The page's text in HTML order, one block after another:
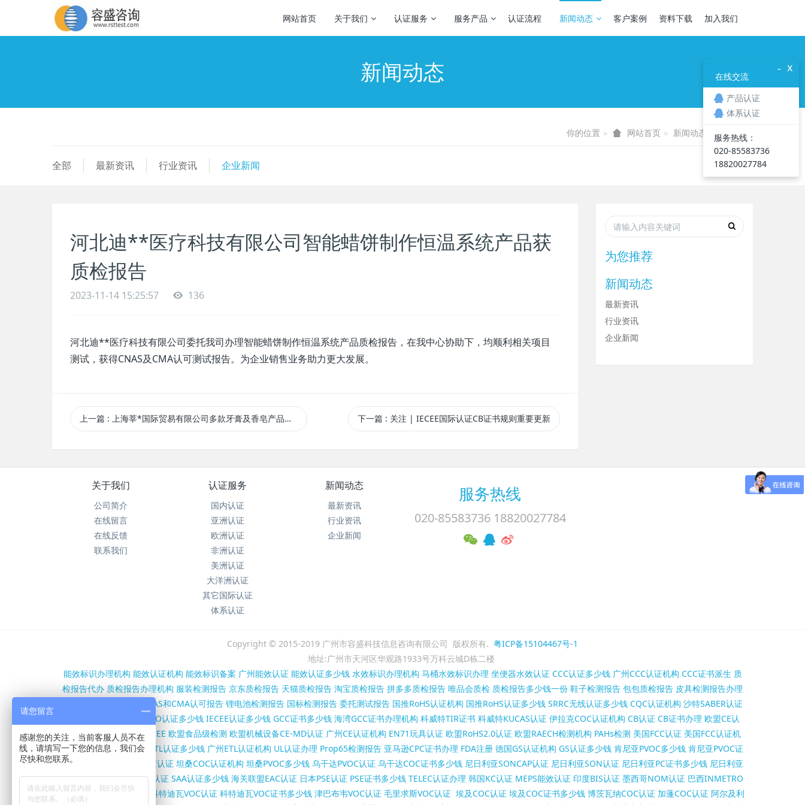
网站首页 关于我们 认证服务 服务产品 认证流程 新闻动态 客户案例 资料下载 加入我们
新闻动态
你的位置 网站首页 新闻动态 企业新闻
全部 最新资讯 行业资讯 企业新闻
河北迪**医疗科技有限公司智能蜡饼制作恒温系统产品获
质检报告
2023-11-14 15:25:57 136
河北迪**医疗科技有限公司委托我司办理智能蜡饼制作恒温系统产品质检报告，在我中心协助下，均顺利相关项目
测试，获得CNAS及CMA认可测试报告。为企业销售业务助力更大发展。
上一篇 : 上海莘*国际贸易有限公司多款牙膏及香皂产品获沙特SFDA COC证书 下一篇 : 关注 | IECEE国际认证CB证书规则重要更新
为您推荐
新闻动态
最新资讯
行业资讯
企业新闻
关于我们
公司简介
在线留言
在线反馈
联系我们
认证服务
国内认证
亚洲认证
欧洲认证
非洲认证
美洲认证
大洋洲认证
其它国际认证
体系认证
新闻动态
最新资讯
行业资讯
企业新闻
服务热线
020-85583736 18820027784
Copyright © 2015-2019 广州市容盛科技信息咨询有限公司 版权所有. 粤ICP备15104467号-1
地址:广州市天河区华观路1933号万科云城D栋二楼
能效标识办理机构 能效认证机构 能效标识备案 广州能效认证 能效认证多少钱 水效标识办理机构 马桶水效标识办理 坐便器水效认证 CCC认证多少钱 广州CCC认证机构 CCC证书派生 质
检报告代办 质检报告办理机构 服装检测报告 京东质检报告 天猫质检报告 淘宝质检报告 拼多多质检报告 唯品会质检 质检报告多少钱一份 鞋子检测报告 包包质检报告 皮具检测报告办理
CNAS和CMA认可报告 锂电池检测报告 国标检测报告 委托测试报告 国推RoHS认证机构 国推RoHS认证多少钱 SRRC无线认证多少钱 CQC认证机构 沙特SABER认证
SASO认证多少钱 IECEE认证多少钱 GCC证书多少钱 海湾GCC证书办理机构 科威特TIR证书 科威特KUCAS认证 伊拉克COC认证机构 CB认证 CB证书办理 欧盟CE认
证
欧盟RED认证 欧盟WEEE 欧盟食品级检测 欧盟机械设备CE-MD认证 广州CE认证机构 EN71玩具认证 欧盟RoHS2.0认证 欧盟RAECH检测机构 PAHs检测 美国FCC认证 美国FCC认证机
构 FCC证书多少钱 北美ETL认证多少钱 广州ETL认证机构 UL认证办理 Prop65检测报告 亚马逊CPC证书办理 FDA注册 德国GS认证机构 GS认证多少钱 肯尼亚PVOC多少钱 肯尼亚PVOC证
书办理机构
坦桑尼亚COC认证 坦桑COC认证机构 坦桑PVOC多少钱 乌干达PVOC认证 乌干达COC证书多少钱 尼日利亚SONCAP认证 尼日利亚SON认证 尼日利亚PC证书多少钱 尼日利亚
SC证书多少钱 澳洲RCM认证 SAA认证多少钱 海关联盟EAC认证 日本PSE认证 PSE证书多少钱 TELEC认证办理 韩国KC认证 MEPS能效认证 印度BIS认证 墨西哥NOM认证 巴西INMETRO
认证 伊朗VOC/COI认证 科特迪瓦VOC认证 科特迪瓦VOC证书多少钱 津巴布韦VOC认证 毛里求斯VOC认证 埃及COC认证 埃及COC证书多少钱 博茨瓦纳COC认证 加蓬COC认证 阿尔及利
x
-
在线交流
产品认证
体系认证
服务热线：
020-85583736
18820027784
请您留言
感谢您的关注，当前客服人员不在
线，请填写一下您的信息，我们会
尽快和您联系。